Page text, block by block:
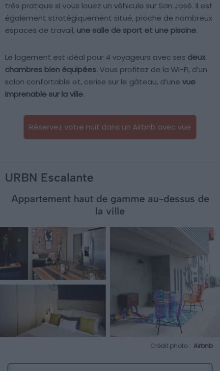
très pratique si vous louez un véhicule sur San José. Il est
également stratégiquement situé, proche de nombreux
espaces de travail, une salle de sport et une piscine.
Le logement est idéal pour 4 voyageurs avec ses deux
chambres bien équipées. Vous profitez de la Wi-Fi, d’un
salon confortable et, cerise sur le gâteau, d’une vue
imprenable sur la ville.
Réservez votre nuit dans un Airbnb avec vue
URBN Escalante
Appartement haut de gamme au-dessus de
la ville
Crédit photo : Airbnb